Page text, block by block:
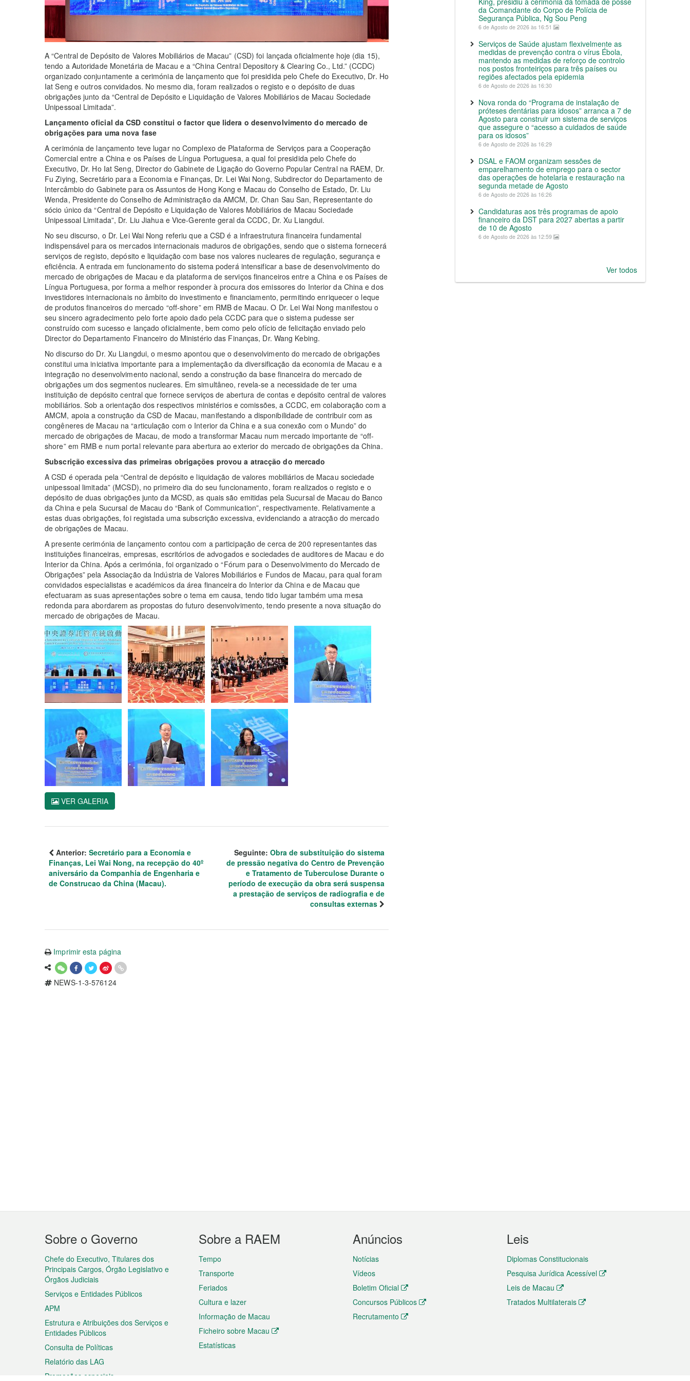
A “Central de Depósito de Valores Mobiliários de Macau” (CSD) foi lançada oficialmente hoje (dia 15),
tendo a Autoridade Monetária de Macau e a “China Central Depository & Clearing Co., Ltd.” (CCDC)
organizado conjuntamente a cerimónia de lançamento que foi presidida pelo Chefe do Executivo, Dr. Ho
Iat Seng e outros convidados. No mesmo dia, foram realizados o registo e o depósito de duas
obrigações junto da “Central de Depósito e Liquidação de Valores Mobiliários de Macau Sociedade
Unipessoal Limitada”.
Lançamento oficial da CSD constitui o factor que lidera o desenvolvimento do mercado de
obrigações para uma nova fase
A cerimónia de lançamento teve lugar no Complexo de Plataforma de Serviços para a Cooperação
Comercial entre a China e os Países de Língua Portuguesa, a qual foi presidida pelo Chefe do
Executivo, Dr. Ho Iat Seng, Director do Gabinete de Ligação do Governo Popular Central na RAEM, Dr.
Fu Ziying, Secretário para a Economia e Finanças, Dr. Lei Wai Nong, Subdirector do Departamento de
Intercâmbio do Gabinete para os Assuntos de Hong Kong e Macau do Conselho de Estado, Dr. Liu
Wenda, Presidente do Conselho de Administração da AMCM, Dr. Chan Sau San, Representante do
sócio único da “Central de Depósito e Liquidação de Valores Mobiliários de Macau Sociedade
Unipessoal Limitada”, Dr. Liu Jiahua e Vice-Gerente geral da CCDC, Dr. Xu Liangdui.
No seu discurso, o Dr. Lei Wai Nong referiu que a CSD é a infraestrutura financeira fundamental
indispensável para os mercados internacionais maduros de obrigações, sendo que o sistema fornecerá
serviços de registo, depósito e liquidação com base nos valores nucleares de regulação, segurança e
eficiência. A entrada em funcionamento do sistema poderá intensificar a base de desenvolvimento do
mercado de obrigações de Macau e da plataforma de serviços financeiros entre a China e os Países de
Língua Portuguesa, por forma a melhor responder à procura dos emissores do Interior da China e dos
investidores internacionais no âmbito do investimento e financiamento, permitindo enriquecer o leque
de produtos financeiros do mercado “off-shore” em RMB de Macau. O Dr. Lei Wai Nong manifestou o
seu sincero agradecimento pelo forte apoio dado pela CCDC para que o sistema pudesse ser
construído com sucesso e lançado oficialmente, bem como pelo ofício de felicitação enviado pelo
Director do Departamento Financeiro do Ministério das Finanças, Dr. Wang Kebing.
No discurso do Dr. Xu Liangdui, o mesmo apontou que o desenvolvimento do mercado de obrigações
constitui uma iniciativa importante para a implementação da diversificação da economia de Macau e a
integração no desenvolvimento nacional, sendo a construção da base financeira do mercado de
obrigações um dos segmentos nucleares. Em simultâneo, revela-se a necessidade de ter uma
instituição de depósito central que fornece serviços de abertura de contas e depósito central de valores
mobiliários. Sob a orientação dos respectivos ministérios e comissões, a CCDC, em colaboração com a
AMCM, apoia a construção da CSD de Macau, manifestando a disponibilidade de contribuir com as
congêneres de Macau na “articulação com o Interior da China e a sua conexão com o Mundo” do
mercado de obrigações de Macau, de modo a transformar Macau num mercado importante de “off-
shore” em RMB e num portal relevante para abertura ao exterior do mercado de obrigações da China.
Subscrição excessiva das primeiras obrigações provou a atracção do mercado
A CSD é operada pela “Central de depósito e liquidação de valores mobiliários de Macau sociedade
unipessoal limitada” (MCSD), no primeiro dia do seu funcionamento, foram realizados o registo e o
depósito de duas obrigações junto da MCSD, as quais são emitidas pela Sucursal de Macau do Banco
da China e pela Sucursal de Macau do “Bank of Communication”, respectivamente. Relativamente a
estas duas obrigações, foi registada uma subscrição excessiva, evidenciando a atracção do mercado
de obrigações de Macau.
A presente cerimónia de lançamento contou com a participação de cerca de 200 representantes das
instituições financeiras, empresas, escritórios de advogados e sociedades de auditores de Macau e do
Interior da China. Após a cerimónia, foi organizado o “Fórum para o Desenvolvimento do Mercado de
Obrigações” pela Associação da Indústria de Valores Mobiliários e Fundos de Macau, para qual foram
convidados especialistas e académicos da área financeira do Interior da China e de Macau que
efectuaram as suas apresentações sobre o tema em causa, tendo tido lugar também uma mesa
redonda para abordarem as propostas do futuro desenvolvimento, tendo presente a nova situação do
mercado de obrigações de Macau.
VER GALERIA
Anterior: Secretário para a Economia e
Finanças, Lei Wai Nong, na recepção do 40º
aniversário da Companhia de Engenharia e
de Construcao da China (Macau).
Seguinte: Obra de substituição do sistema
de pressão negativa do Centro de Prevenção
e Tratamento de Tuberculose Durante o
período de execução da obra será suspensa
a prestação de serviços de radiografia e de
consultas externas
Imprimir esta página
NEWS-1-3-576124
da Comandante do Corpo de Polícia de
Segurança Pública, Ng Sou Peng
6 de Agosto de 2026 às 16:51
Serviços de Saúde ajustam flexivelmente as
medidas de prevenção contra o vírus Ébola,
mantendo as medidas de reforço de controlo
nos postos fronteiriços para três países ou
regiões afectados pela epidemia
6 de Agosto de 2026 às 16:30
Nova ronda do “Programa de instalação de
próteses dentárias para idosos” arranca a 7 de
Agosto para construir um sistema de serviços
que assegure o “acesso a cuidados de saúde
para os idosos”
6 de Agosto de 2026 às 16:29
DSAL e FAOM organizam sessões de
emparelhamento de emprego para o sector
das operações de hotelaria e restauração na
segunda metade de Agosto
6 de Agosto de 2026 às 16:26
Candidaturas aos três programas de apoio
financeiro da DST para 2027 abertas a partir
de 10 de Agosto
6 de Agosto de 2026 às 12:59
Ver todos
Menu
do
rodapé
Sobre o Governo
Chefe do Executivo, Titulares dos
Principais Cargos, Órgão Legislativo e
Órgãos Judiciais
Serviços e Entidades Públicos
APM
Estrutura e Atribuições dos Serviços e
Entidades Públicos
Consulta de Políticas
Relatório das LAG
Promoções especiais
Sobre a RAEM
Tempo
Transporte
Feriados
Cultura e lazer
Informação de Macau
Ficheiro sobre Macau
Estatísticas
Anúncios
Notícias
Vídeos
Boletim Oficial
Concursos Públicos
Recrutamento
Leis
Diplomas Constitucionais
Pesquisa Jurídica Acessível
Leis de Macau
Tratados Multilaterais